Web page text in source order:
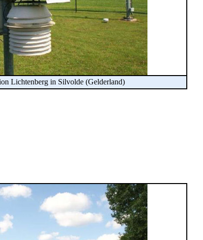
Lichtenberg in Silvolde (Gelderland)